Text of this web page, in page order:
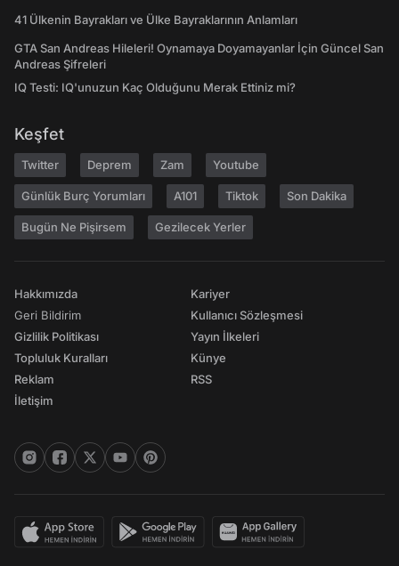
41 Ülkenin Bayrakları ve Ülke Bayraklarının Anlamları
GTA San Andreas Hileleri! Oynamaya Doyamayanlar İçin Güncel San
Andreas Şifreleri
IQ Testi: IQ'unuzun Kaç Olduğunu Merak Ettiniz mi?
Keşfet
Twitter Deprem Zam Youtube
Günlük Burç Yorumları A101 Tiktok Son Dakika
Bugün Ne Pişirsem Gezilecek Yerler
Hakkımızda
Geri Bildirim
Gizlilik Politikası
Topluluk Kuralları
Reklam
İletişim
Kariyer
Kullanıcı Sözleşmesi
Yayın İlkeleri
Künye
RSS